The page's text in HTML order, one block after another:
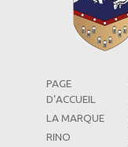
PAGE
D’ACCUEIL
LA MARQUE
RINO